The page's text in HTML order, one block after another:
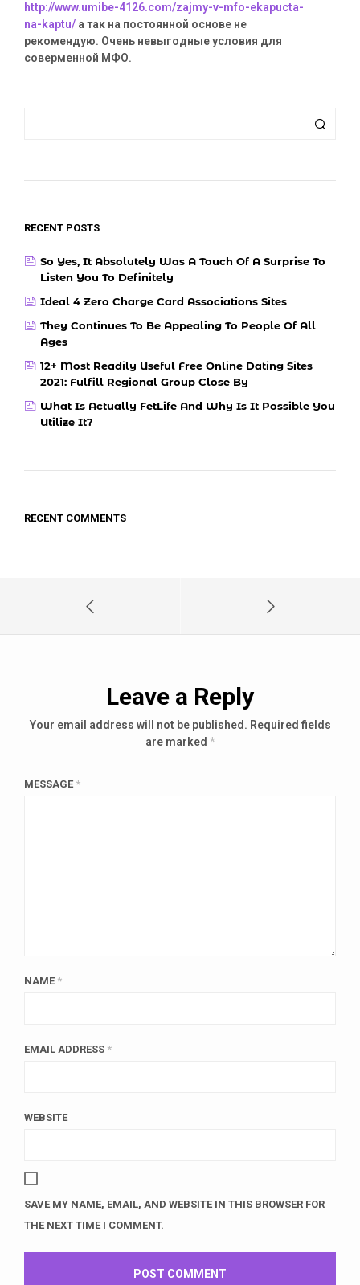
http://www.umibe-4126.com/zajmy-v-mfo-ekapucta-
na-kaptu/ а так на постоянной основе не
рекомендую. Очень невыгодные условия для
соверменной МФО.
RECENT POSTS
So Yes, It Absolutely Was A Touch Of A Surprise To
Listen You To Definitely
Ideal 4 Zero Charge Card Associations Sites
They Continues To Be Appealing To People Of All
Ages
12+ Most Readily Useful Free Online Dating Sites
2021: Fulfill Regional Group Close By
What Is Actually FetLife And Why Is It Possible You
Utilize It?
RECENT COMMENTS
Leave a Reply
Your email address will not be published. Required fields
are marked *
MESSAGE *
NAME *
EMAIL ADDRESS *
WEBSITE
SAVE MY NAME, EMAIL, AND WEBSITE IN THIS BROWSER FOR
THE NEXT TIME I COMMENT.